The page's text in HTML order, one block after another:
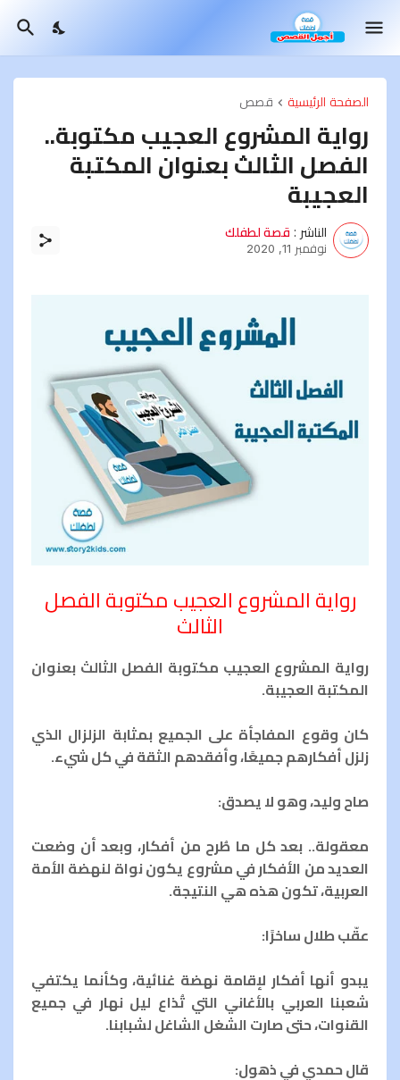
الصفحة الرئيسية قصص
رواية المشروع العجيب مكتوبة..
الفصل الثالث بعنوان المكتبة
العجيبة
الناشر : قصة لطفلك
نوفمبر 11, 2020
رواية المشروع العجيب مكتوبة الفصل
الثالث
رواية المشروع العجيب مكتوبة الفصل الثالث بعنوان
المكتبة العجيبة.
كان وقوع المفاجأة على الجميع بمثابة الزلزال الذي
زلزل أفكارهم جميعًا، وأفقدهم الثقة في كل شيء.
صاح وليد، وهو لا يصدق:
معقولة.. بعد كل ما طُرح من أفكار، وبعد أن وضعت
العديد من الأفكار في مشروع يكون نواة لنهضة الأمة
العربية، تكون هذه هي النتيجة.
عقّب طلال ساخرًا:
يبدو أنها أفكار لإقامة نهضة غنائية، وكأنما يكتفي
شعبنا العربي بالأغاني التي تُذاع ليل نهار في جميع
القنوات، حتى صارت الشغل الشاغل لشبابنا.
قال حمدي في ذهول: